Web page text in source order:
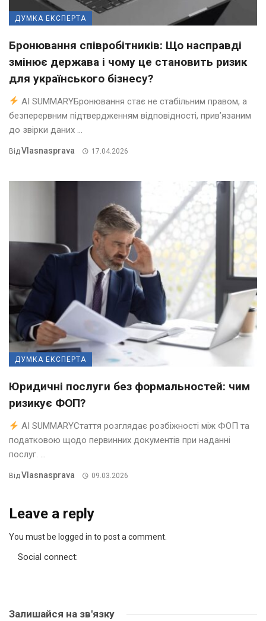
ДУМКА ЕКСПЕРТА
Бронювання співробітників: Що насправді
змінює держава і чому це становить ризик
для українського бізнесу?
AI SUMMARYБронювання стає не стабільним правом, а
безперервним підтвердженням відповідності, прив’язаним
до звірки даних ...
Від Vlasnasprava 17.04.2026
ДУМКА ЕКСПЕРТА
Юридичні послуги без формальностей: чим
ризикує ФОП?
AI SUMMARYСтаття розглядає розбіжності між ФОП та
податковою щодо первинних документів при наданні
послуг. ...
ВідVlasnasprava 09.03.2026
Leave a reply
You must be logged in to post a comment.
Social connect:
Залишайся на зв'язку